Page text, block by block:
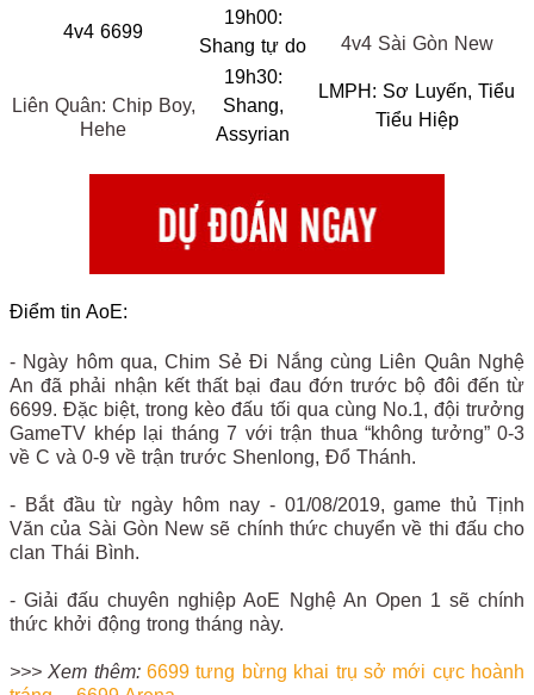
4v4 6699
19h00:
Shang tự do
4v4 Sài Gòn New
Liên Quân: Chip Boy,
Hehe
19h30:
Shang,
Assyrian
LMPH: Sơ Luyến, Tiểu
Tiểu Hiệp
Điểm tin AoE:
- Ngày hôm qua, Chim Sẻ Đi Nắng cùng Liên Quân Nghệ
An đã phải nhận kết thất bại đau đớn trước bộ đôi đến từ
6699. Đặc biệt, trong kèo đấu tối qua cùng No.1, đội trưởng
GameTV khép lại tháng 7 với trận thua “không tưởng” 0-3
về C và 0-9 về trận trước Shenlong, Đổ Thánh.
- Bắt đầu từ ngày hôm nay - 01/08/2019, game thủ Tịnh
Văn của Sài Gòn New sẽ chính thức chuyển về thi đấu cho
clan Thái Bình.
- Giải đấu chuyên nghiệp AoE Nghệ An Open 1 sẽ chính
thức khởi động trong tháng này.
>>> Xem thêm: 6699 tưng bừng khai trụ sở mới cực hoành